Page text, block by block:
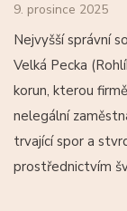
9. prosince 2025
Nejvyšší správní
Velká Pecka
korun, kterou
nelegální
trvající spor a
prostřednictvím